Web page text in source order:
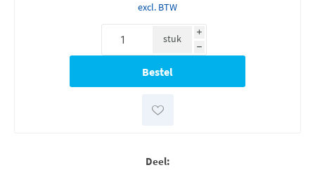
excl. BTW
i
h
stuk
Deel: